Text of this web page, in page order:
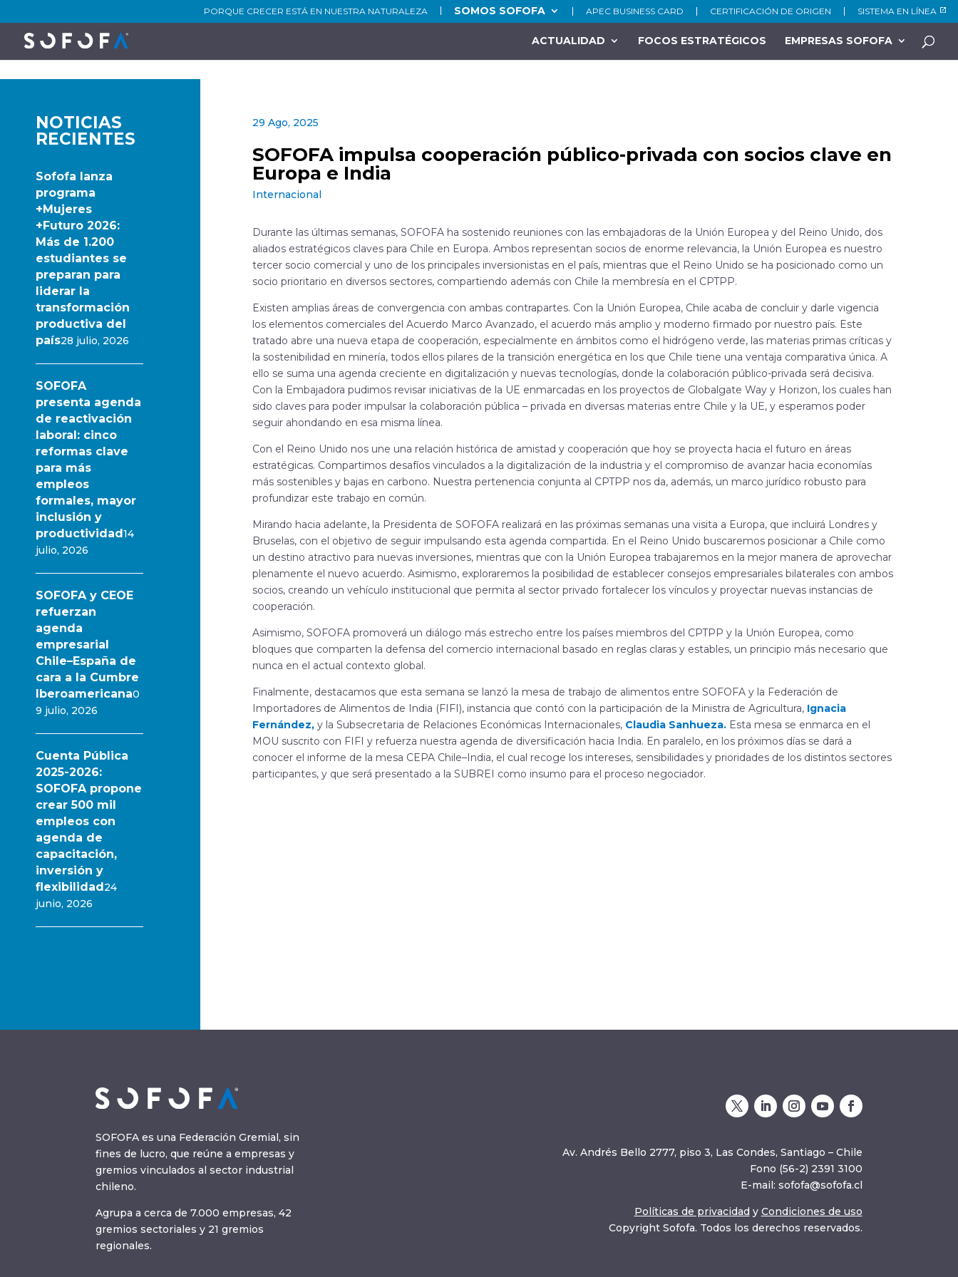
PORQUE CRECER ESTÁ EN NUESTRA NATURALEZA SOMOS SOFOFA APEC BUSINESS CARD CERTIFICACIÓN DE ORIGEN SISTEMA EN LÍNEA
ACTUALIDAD FOCOS ESTRATÉGICOS EMPRESAS SOFOFA
NOTICIAS
RECIENTES
Sofofa lanza
programa
+Mujeres
+Futuro 2026:
Más de 1.200
estudiantes se
preparan para
liderar la
transformación
productiva del
país28 julio, 2026
SOFOFA
presenta agenda
de reactivación
laboral: cinco
reformas clave
para más
empleos
formales, mayor
inclusión y
productividad14
julio, 2026
SOFOFA y CEOE
refuerzan
agenda
empresarial
Chile–España de
cara a la Cumbre
Iberoamericana0
9 julio, 2026
Cuenta Pública
2025-2026:
SOFOFA propone
crear 500 mil
empleos con
agenda de
capacitación,
inversión y
flexibilidad24
junio, 2026
29 Ago, 2025
SOFOFA impulsa cooperación público-privada con socios clave en
Europa e India
Internacional
Durante las últimas semanas, SOFOFA ha sostenido reuniones con las embajadoras de la Unión Europea y del Reino Unido, dos
aliados estratégicos claves para Chile en Europa. Ambos representan socios de enorme relevancia, la Unión Europea es nuestro
tercer socio comercial y uno de los principales inversionistas en el país, mientras que el Reino Unido se ha posicionado como un
socio prioritario en diversos sectores, compartiendo además con Chile la membresía en el CPTPP.
Existen amplias áreas de convergencia con ambas contrapartes. Con la Unión Europea, Chile acaba de concluir y darle vigencia
los elementos comerciales del Acuerdo Marco Avanzado, el acuerdo más amplio y moderno firmado por nuestro país. Este
tratado abre una nueva etapa de cooperación, especialmente en ámbitos como el hidrógeno verde, las materias primas críticas y
la sostenibilidad en minería, todos ellos pilares de la transición energética en los que Chile tiene una ventaja comparativa única. A
ello se suma una agenda creciente en digitalización y nuevas tecnologías, donde la colaboración público-privada será decisiva.
Con la Embajadora pudimos revisar iniciativas de la UE enmarcadas en los proyectos de Globalgate Way y Horizon, los cuales han
sido claves para poder impulsar la colaboración pública – privada en diversas materias entre Chile y la UE, y esperamos poder
seguir ahondando en esa misma línea.
Con el Reino Unido nos une una relación histórica de amistad y cooperación que hoy se proyecta hacia el futuro en áreas
estratégicas. Compartimos desafíos vinculados a la digitalización de la industria y el compromiso de avanzar hacia economías
más sostenibles y bajas en carbono. Nuestra pertenencia conjunta al CPTPP nos da, además, un marco jurídico robusto para
profundizar este trabajo en común.
Mirando hacia adelante, la Presidenta de SOFOFA realizará en las próximas semanas una visita a Europa, que incluirá Londres y
Bruselas, con el objetivo de seguir impulsando esta agenda compartida. En el Reino Unido buscaremos posicionar a Chile como
un destino atractivo para nuevas inversiones, mientras que con la Unión Europea trabajaremos en la mejor manera de aprovechar
plenamente el nuevo acuerdo. Asimismo, exploraremos la posibilidad de establecer consejos empresariales bilaterales con ambos
socios, creando un vehículo institucional que permita al sector privado fortalecer los vínculos y proyectar nuevas instancias de
cooperación.
Asimismo, SOFOFA promoverá un diálogo más estrecho entre los países miembros del CPTPP y la Unión Europea, como
bloques que comparten la defensa del comercio internacional basado en reglas claras y estables, un principio más necesario que
nunca en el actual contexto global.
Finalmente, destacamos que esta semana se lanzó la mesa de trabajo de alimentos entre SOFOFA y la Federación de
Importadores de Alimentos de India (FIFI), instancia que contó con la participación de la Ministra de Agricultura, Ignacia
Fernández, y la Subsecretaria de Relaciones Económicas Internacionales, Claudia Sanhueza. Esta mesa se enmarca en el
MOU suscrito con FIFI y refuerza nuestra agenda de diversificación hacia India. En paralelo, en los próximos días se dará a
conocer el informe de la mesa CEPA Chile–India, el cual recoge los intereses, sensibilidades y prioridades de los distintos sectores
participantes, y que será presentado a la SUBREI como insumo para el proceso negociador.
SOFOFA es una Federación Gremial, sin
fines de lucro, que reúne a empresas y
gremios vinculados al sector industrial
chileno.
Agrupa a cerca de 7.000 empresas, 42
gremios sectoriales y 21 gremios
regionales.
Av. Andrés Bello 2777, piso 3, Las Condes, Santiago – Chile
Fono (56-2) 2391 3100
E-mail: sofofa@sofofa.cl
Políticas de privacidad y Condiciones de uso
Copyright Sofofa. Todos los derechos reservados.